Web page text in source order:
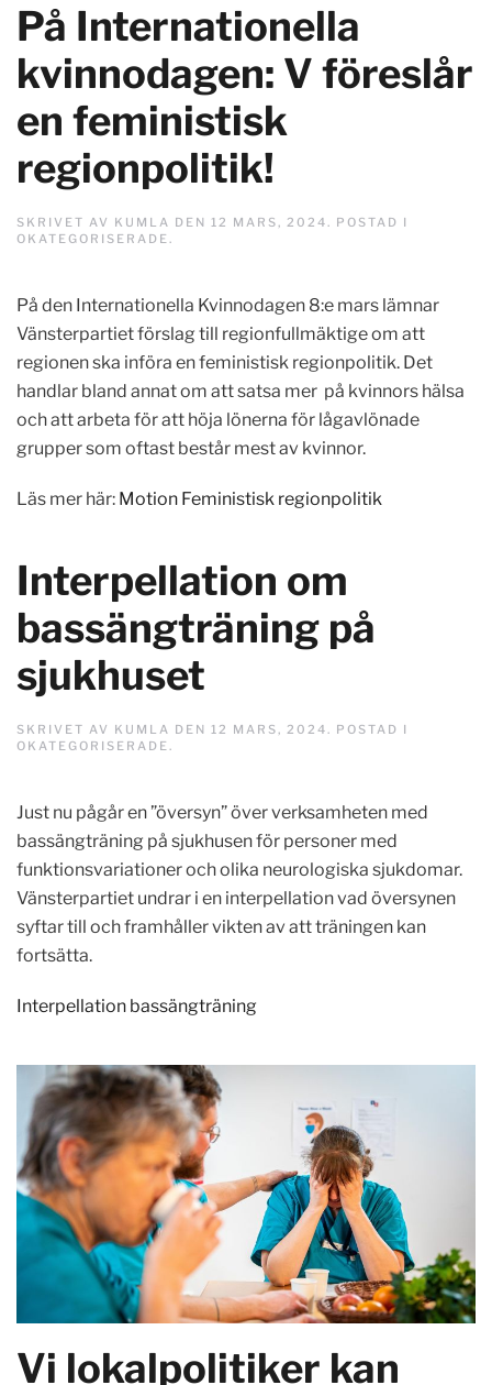
På Internationella
kvinnodagen: V föreslår
en feministisk
regionpolitik!
SKRIVET AV KUMLA DEN 12 MARS, 2024 . POSTAD I
OKATEGORISERADE .
På den Internationella Kvinnodagen 8:e mars lämnar
Vänsterpartiet förslag till regionfullmäktige om att
regionen ska införa en feministisk regionpolitik. Det
handlar bland annat om att satsa mer på kvinnors hälsa
och att arbeta för att höja lönerna för lågavlönade
grupper som oftast består mest av kvinnor.
Läs mer här: Motion Feministisk regionpolitik
Interpellation om
bassängträning på
sjukhuset
SKRIVET AV KUMLA DEN 12 MARS, 2024 . POSTAD I
OKATEGORISERADE .
Just nu pågår en ”översyn” över verksamheten med
bassängträning på sjukhusen för personer med
funktionsvariationer och olika neurologiska sjukdomar.
Vänsterpartiet undrar i en interpellation vad översynen
syftar till och framhåller vikten av att träningen kan
fortsätta.
Interpellation bassängträning
Vi lokalpolitiker kan